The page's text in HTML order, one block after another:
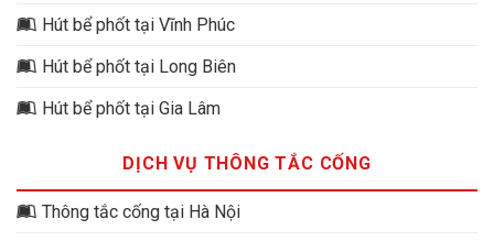
Hút bể phốt tại Vĩnh Phúc
Hút bể phốt tại Long Biên
Hút bể phốt tại Gia Lâm
DỊCH VỤ THÔNG TẮC CỐNG
Thông tắc cống tại Hà Nội